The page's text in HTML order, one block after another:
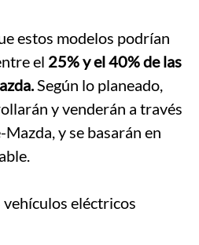
estos modelos podrían
el 25% y el 40% de las
Según lo planeado,
y venderán a través
y se basarán en